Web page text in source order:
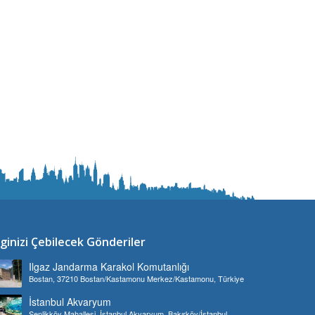
Çebilecek Gönderiler
Ilgaz Jandarma Karakol Komutanlığı
Bostan, 37210 Bostan/Kastamonu Merkez/Kastamonu, Türkiye
İstanbul Akvaryum